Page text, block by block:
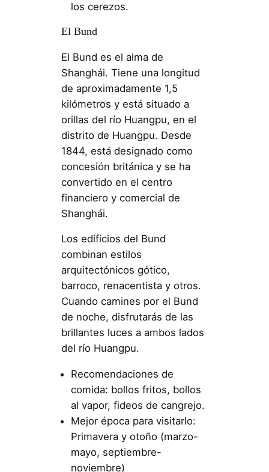
los cerezos.
El Bund
El Bund es el alma de
Shanghái. Tiene una longitud
de aproximadamente 1,5
kilómetros y está situado a
orillas del río Huangpu, en el
distrito de Huangpu. Desde
1844, está designado como
concesión británica y se ha
convertido en el centro
financiero y comercial de
Shanghái.
Los edificios del Bund
combinan estilos
arquitectónicos gótico,
barroco, renacentista y otros.
Cuando camines por el Bund
de noche, disfrutarás de las
brillantes luces a ambos lados
del río Huangpu.
Recomendaciones de
comida: bollos fritos, bollos
al vapor, fideos de cangrejo.
Mejor época para visitarlo:
Primavera y otoño (marzo-
mayo, septiembre-
noviembre)